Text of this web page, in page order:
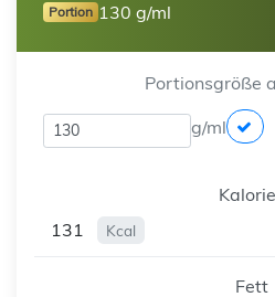
Portion 130 g/ml
Portionsgröße
g/ml
131
Kcal
Fett